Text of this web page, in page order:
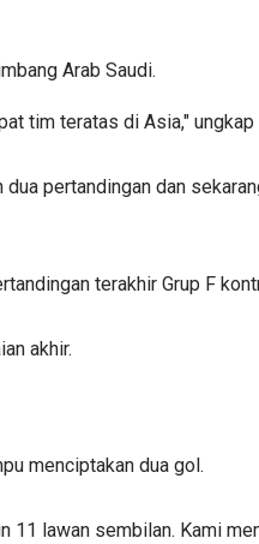
Arab Saudi.
tim teratas di Asia," ungkap
pertandingan dan
terakhir Grup F
akhir.
menciptakan dua gol.
lawan sembilan. Kami